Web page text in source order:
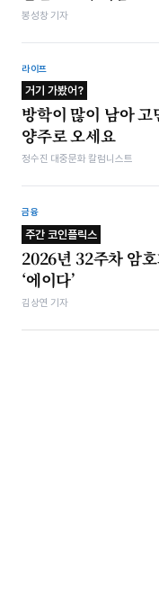
봉성창 기자
라이프
거기 가봤어?
방학이 많이 남아
양주로 오세요
정수진 대중문화 칼럼니스트
금융
주간 코인플릭스
2026년 32주차 암
‘에이다’
김상연 기자